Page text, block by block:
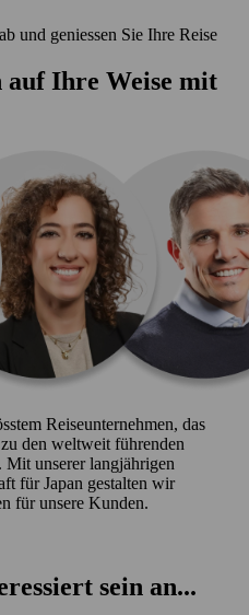
und geniessen Sie Ihre Reise
auf Ihre Weise mit
Reiseunternehmen, das
den weltweit führenden
Mit unserer langjährigen
für Japan gestalten wir
für unsere Kunden.
sein an...